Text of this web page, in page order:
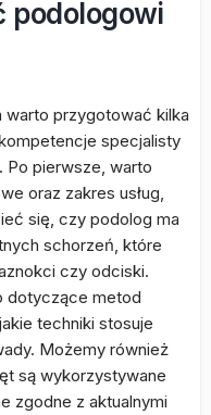
podologowi
warto przygotować kilka
specjalisty
Po pierwsze, warto
oraz zakres usług,
się, czy podolog ma
schorzeń, które
czy odciski.
dotyczące metod
techniki stosuje
Możemy również
są wykorzystywane
zgodne z aktualnymi